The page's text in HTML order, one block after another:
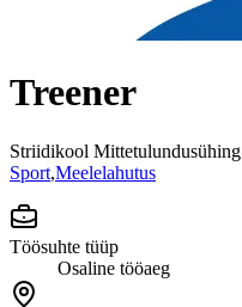
Treener
Striidikool Mittetulundusühing
Sport,Meelelahutus
Töösuhte tüüp
Osaline tööaeg